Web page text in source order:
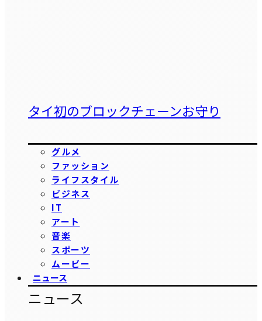
タイ初のブロックチェーンお守り
グルメ
ファッション
ライフスタイル
ビジネス
IT
アート
音楽
スポーツ
ムービー
ニュース
ニュース